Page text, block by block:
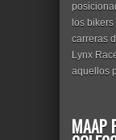
los
carreras
Lynx
aquellos
MAAP